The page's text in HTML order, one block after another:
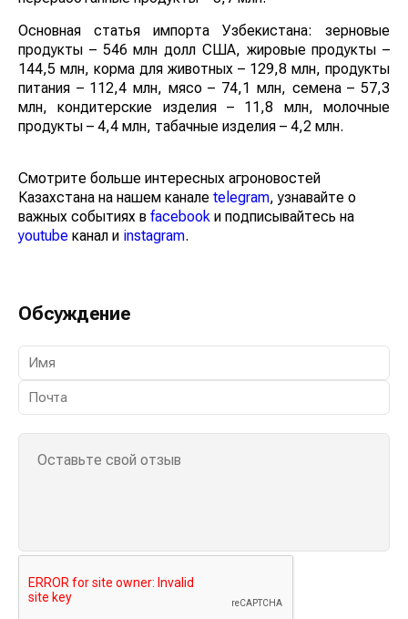
Основная статья импорта Узбекистана: зерновые
продукты – 546 млн долл США, жировые продукты –
144,5 млн, корма для животных – 129,8 млн, продукты
питания – 112,4 млн, мясо – 74,1 млн, семена – 57,3
млн, кондитерские изделия – 11,8 млн, молочные
продукты – 4,4 млн, табачные изделия – 4,2 млн.
Смотрите больше интересных агроновостей
Казахстана на нашем канале telegram, узнавайте о
важных событиях в facebook и подписывайтесь на
youtube канал и instagram.
Обсуждение